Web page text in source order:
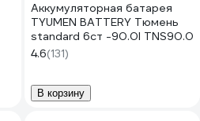
Аккумуляторная батарея
TYUMEN BATTERY Тюмень
standard 6ст -90.0l TNS90.0
4.6(131)
В корзину